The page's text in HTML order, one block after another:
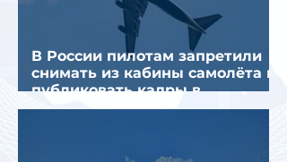
В России пилотам запретили
снимать из кабины самолёта и
публиковать кадры в
интернете